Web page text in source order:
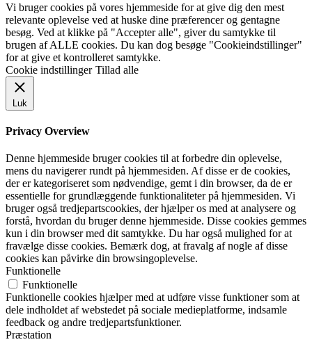
Vi bruger cookies på vores hjemmeside for at give dig den mest
relevante oplevelse ved at huske dine præferencer og gentagne
besøg. Ved at klikke på "Accepter alle", giver du samtykke til
brugen af ALLE cookies. Du kan dog besøge "Cookieindstillinger"
for at give et kontrolleret samtykke.
Cookie indstillinger Tillad alle
Luk
Privacy Overview
Denne hjemmeside bruger cookies til at forbedre din oplevelse,
mens du navigerer rundt på hjemmesiden. Af disse er de cookies,
der er kategoriseret som nødvendige, gemt i din browser, da de er
essentielle for grundlæggende funktionaliteter på hjemmesiden. Vi
bruger også tredjepartscookies, der hjælper os med at analysere og
forstå, hvordan du bruger denne hjemmeside. Disse cookies gemmes
kun i din browser med dit samtykke. Du har også mulighed for at
fravælge disse cookies. Bemærk dog, at fravalg af nogle af disse
cookies kan påvirke din browsingoplevelse.
Funktionelle
Funktionelle
Funktionelle cookies hjælper med at udføre visse funktioner som at
dele indholdet af webstedet på sociale medieplatforme, indsamle
feedback og andre tredjepartsfunktioner.
Præstation